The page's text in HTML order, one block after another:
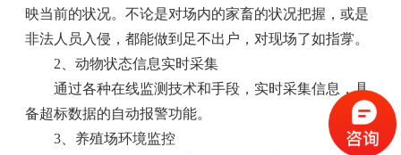
映当前的状况。不论是对场内的家畜的状况把握，或是
非法人员入侵，都能做到足不出户，对现场了如指牚。
2、动物状态信息实时采集
通过各种在线监测技术和手段，实时采集信息，具
备超标数据的自动报警功能。
3、养殖场环境监控